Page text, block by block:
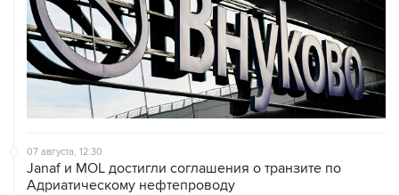
07 августа, 12:30
Janaf и MOL достигли соглашения о транзите по
Адриатическому нефтепроводу